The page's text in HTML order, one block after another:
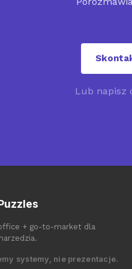
Lub napisz
+ go-to-market dla
systemy, nie prezentacje.